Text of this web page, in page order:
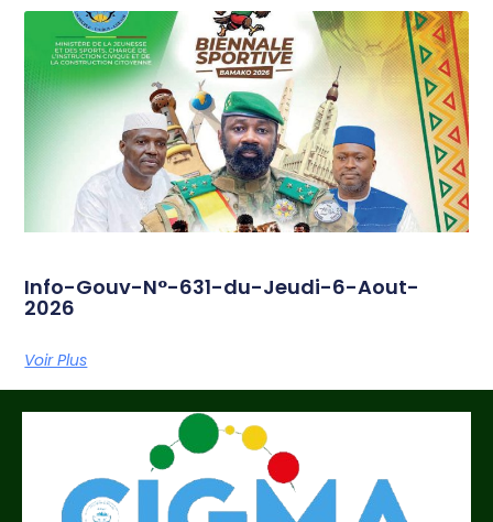
Info-Gouv-N°-631-du-Jeudi-6-Aout-
2026
Voir Plus